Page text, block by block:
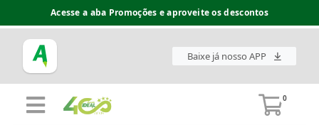
Acesse a aba Promoções e aproveite os descontos
Baixe já nosso APP
0